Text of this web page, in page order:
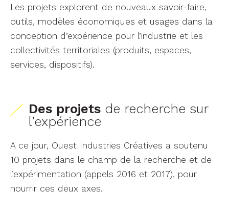
Les projets explorent de nouveaux savoir-faire,
outils, modèles économiques et usages dans la
conception d’expérience pour l’industrie et les
collectivités territoriales (produits, espaces,
services, dispositifs).
Des projets de recherche sur
l’expérience
A ce jour, Ouest Industries Créatives a soutenu
10 projets dans le champ de la recherche et de
l’expérimentation (appels 2016 et 2017), pour
nourrir ces deux axes.